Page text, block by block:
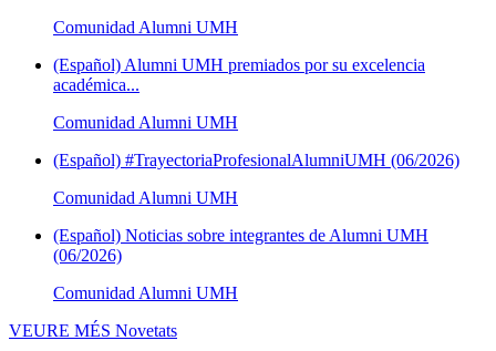
Comunidad Alumni UMH
(Español) Alumni UMH premiados por su excelencia
académica...
Comunidad Alumni UMH
(Español) #TrayectoriaProfesionalAlumniUMH (06/2026)
Comunidad Alumni UMH
(Español) Noticias sobre integrantes de Alumni UMH
(06/2026)
Comunidad Alumni UMH
VEURE MÉS Novetats